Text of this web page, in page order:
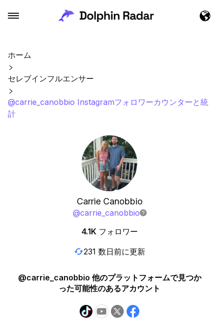
ホーム
セレブインフルエンサー
@carrie_canobbio Instagramフォロワーカウンターと統
計
Carrie Canobbio
@carrie_canobbio
4.1K フォロワー
231 数日前に更新
@carrie_canobbio 他のプラットフォームで見つか
った可能性のあるアカウント